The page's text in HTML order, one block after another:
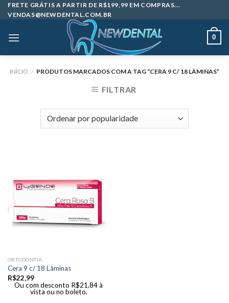
Skip
to
FRETE GRÁTIS A PARTIR DE R$199,99 EM COMPRAS...
VENDAS@NEWDENTAL.COM.BR
0
INÍCIO / PRODUTOS MARCADOS COM A TAG “CERA 9 C/ 18 LÂMINAS”
FILTRAR
ORTODONTIA
Cera 9 c/ 18 Lâminas
R$22,99
Ou com desconto R$21,84à
vista ou no boleto.